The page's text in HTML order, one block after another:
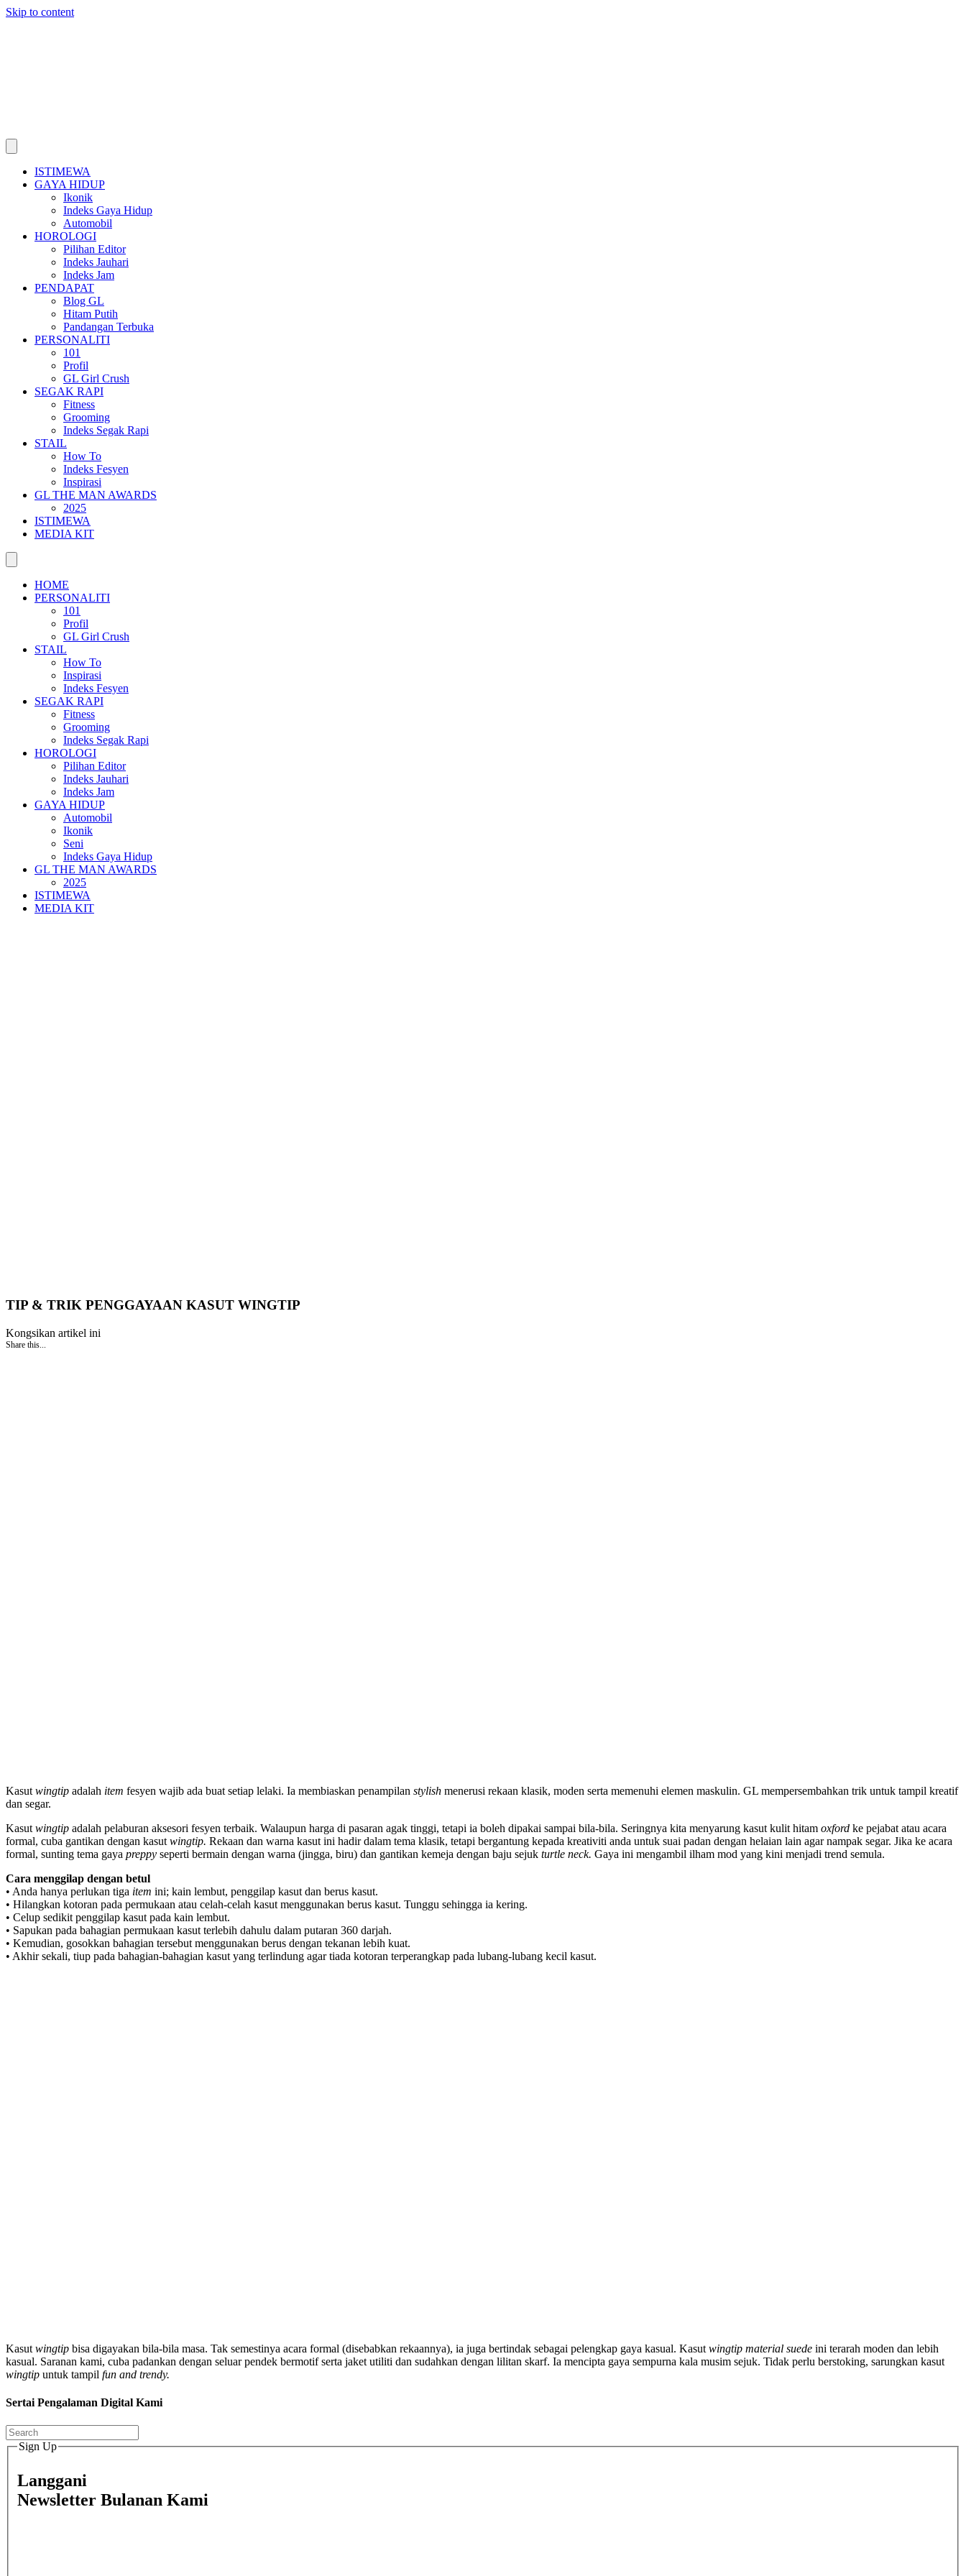
Skip to content
ISTIMEWA
GAYA HIDUP
Ikonik
Indeks Gaya Hidup
Automobil
HOROLOGI
Pilihan Editor
Indeks Jauhari
Indeks Jam
PENDAPAT
Blog GL
Hitam Putih
Pandangan Terbuka
PERSONALITI
101
Profil
GL Girl Crush
SEGAK RAPI
Fitness
Grooming
Indeks Segak Rapi
STAIL
How To
Indeks Fesyen
Inspirasi
GL THE MAN AWARDS
2025
ISTIMEWA
MEDIA KIT
HOME
PERSONALITI
101
Profil
GL Girl Crush
STAIL
How To
Inspirasi
Indeks Fesyen
SEGAK RAPI
Fitness
Grooming
Indeks Segak Rapi
HOROLOGI
Pilihan Editor
Indeks Jauhari
Indeks Jam
GAYA HIDUP
Automobil
Ikonik
Seni
Indeks Gaya Hidup
GL THE MAN AWARDS
2025
ISTIMEWA
MEDIA KIT
TIP & TRIK PENGGAYAAN KASUT WINGTIP
Kongsikan artikel ini
Share this...
Kasut wingtip adalah item fesyen wajib ada buat setiap lelaki. Ia membiaskan penampilan stylish menerusi rekaan klasik, moden serta memenuhi elemen maskulin. GL mempersembahkan trik untuk tampil kreatif
dan segar.
Kasut wingtip adalah pelaburan aksesori fesyen terbaik. Walaupun harga di pasaran agak tinggi, tetapi ia boleh dipakai sampai bila-bila. Seringnya kita menyarung kasut kulit hitam oxford ke pejabat atau acara
formal, cuba gantikan dengan kasut wingtip. Rekaan dan warna kasut ini hadir dalam tema klasik, tetapi bergantung kepada kreativiti anda untuk suai padan dengan helaian lain agar nampak segar. Jika ke acara
formal, sunting tema gaya preppy seperti bermain dengan warna (jingga, biru) dan gantikan kemeja dengan baju sejuk turtle neck. Gaya ini mengambil ilham mod yang kini menjadi trend semula.
Cara menggilap dengan betul
• Anda hanya perlukan tiga item ini; kain lembut, penggilap kasut dan berus kasut.
• Hilangkan kotoran pada permukaan atau celah-celah kasut menggunakan berus kasut. Tunggu sehingga ia kering.
• Celup sedikit penggilap kasut pada kain lembut.
• Sapukan pada bahagian permukaan kasut terlebih dahulu dalam putaran 360 darjah.
• Kemudian, gosokkan bahagian tersebut menggunakan berus dengan tekanan lebih kuat.
• Akhir sekali, tiup pada bahagian-bahagian kasut yang terlindung agar tiada kotoran terperangkap pada lubang-lubang kecil kasut.
Kasut wingtip bisa digayakan bila-bila masa. Tak semestinya acara formal (disebabkan rekaannya), ia juga bertindak sebagai pelengkap gaya kasual. Kasut wingtip material suede ini terarah moden dan lebih
kasual. Saranan kami, cuba padankan dengan seluar pendek bermotif serta jaket utiliti dan sudahkan dengan lilitan skarf. Ia mencipta gaya sempurna kala musim sejuk. Tidak perlu berstoking, sarungkan kasut
wingtip untuk tampil fun and trendy.
Sertai Pengalaman Digital Kami
Sign Up
Langgani
Newsletter Bulanan Kami